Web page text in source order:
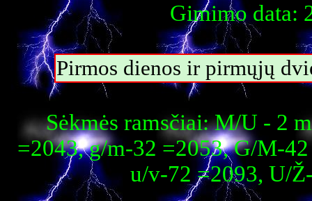
Gimimo data:
Pirmos dienos ir pirmųjų
Sėkmės ramsčiai: M/U - 2
=2043, g/m-32 =2053, G/M-
u/v-72 =2093, U/